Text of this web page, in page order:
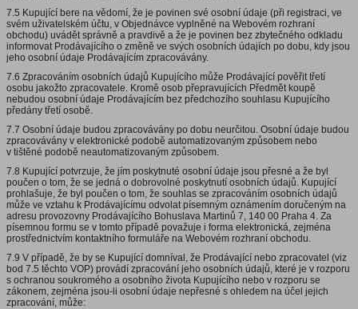
7.5 Kupující bere na vědomí, že je povinen své osobní údaje (při registraci, ve
svém uživatelském účtu, v Objednávce vyplněné na Webovém rozhraní
obchodu) uvádět správně a pravdivě a že je povinen bez zbytečného odkladu
informovat Prodávajícího o změně ve svých osobních údajích po dobu, kdy jsou
jeho osobní údaje Prodávajícím zpracovávány.
7.6 Zpracováním osobních údajů Kupujícího může Prodávající pověřit třetí
osobu jakožto zpracovatele. Kromě osob přepravujících Předmět koupě
nebudou osobní údaje Prodávajícím bez předchozího souhlasu Kupujícího
předány třetí osobě.
7.7 Osobní údaje budou zpracovávány po dobu neurčitou. Osobní údaje budou
zpracovávány v elektronické podobě automatizovaným způsobem nebo
v tištěné podobě neautomatizovaným způsobem.
7.8 Kupující potvrzuje, že jím poskytnuté osobní údaje jsou přesné a že byl
poučen o tom, že se jedná o dobrovolné poskytnutí osobních údajů. Kupující
prohlašuje, že byl poučen o tom, že souhlas se zpracováním osobních údajů
může ve vztahu k Prodávajícímu odvolat písemným oznámením doručeným na
adresu provozovny Prodávajícího Bohuslava Martinů 7, 140 00 Praha 4. Za
písemnou formu se v tomto případě považuje i forma elektronická, zejména
prostřednictvím kontaktního formuláře na Webovém rozhraní obchodu.
7.9 V případě, že by se Kupující domníval, že Prodávající nebo zpracovatel (viz
bod 7.5 těchto VOP) provádí zpracování jeho osobních údajů, které je v rozporu
s ochranou soukromého a osobního života Kupujícího nebo v rozporu se
zákonem, zejména jsou-li osobní údaje nepřesné s ohledem na účel jejich
zpracování, může: